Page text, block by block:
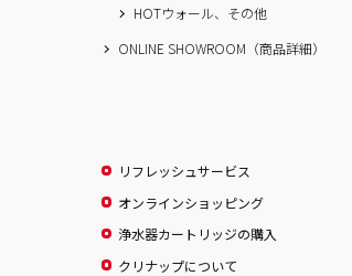
HOTウォール、その他
ONLINE SHOWROOM（商品詳細）
リフレッシュサービス
オンラインショッピング
浄水器カートリッジの購入
クリナップについて